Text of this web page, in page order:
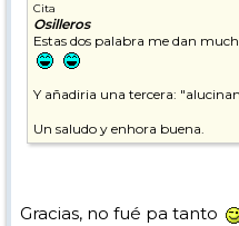
Cita
Osilleros
Estas dos palabra me dan
Y añadiria una tercera:
Un saludo y enhora buena.
Gracias, no fué pa tanto